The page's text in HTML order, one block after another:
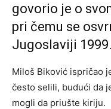
govorio je o
pri čemu se
Jugoslaviji
Miloš Biković ispričao
često selili, budući da
mogli da priušte kiriju.